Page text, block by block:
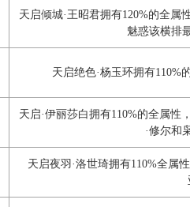
天启倾城·王昭君拥有120%的全属
魅惑该横排
天启绝色·杨玉环拥有110%
天启·伊丽莎白拥有110%的全属性
·修尔和
天启夜羽·洛世琦拥有110%全属